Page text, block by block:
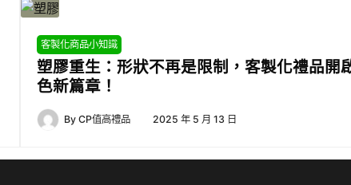
客製化商品小知識
塑膠重生：形狀不再是限制，客製化禮品開
色新篇章！
By CP值高禮品 2025 年 5 月 13 日